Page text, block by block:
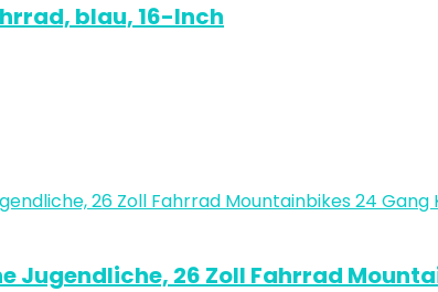
blau, 16-Inch
Jugendliche, 26 Zoll Fahrrad